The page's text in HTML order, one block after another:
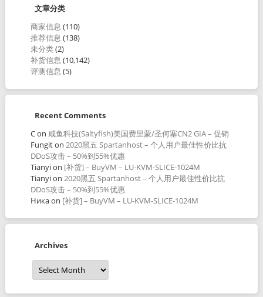
文章分类
商家信息 (110)
推荐信息 (138)
未分类(2)
补货信息 (10,142)
评测信息 (5)
Recent Comments
Con 咸鱼科技(Saltyfish)美国费里蒙/圣何塞CN2 GIA – 促销
Fungiton 2020黑五 Spartanhost – 个人用户最佳性价比抗
DDoS攻击 – 50%到55%优惠
Tianyion [补货] – BuyVM – LU-KVM-SLICE-1024M
Tianyion 2020黑五 Spartanhost – 个人用户最佳性价比抗
DDoS攻击 – 50%到55%优惠
Никаon [补货] – BuyVM – LU-KVM-SLICE-1024M
Archives
Archives